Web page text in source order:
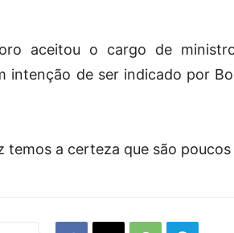
aceitou o cargo de
intenção de ser indicado por
temos a certeza que são